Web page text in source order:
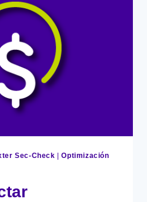
Sec-Check |Optimización